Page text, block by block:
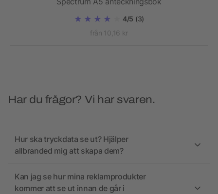
4/5 (3)
från 10,16 kr
Har du frågor? Vi har svaren.
Hur ska tryckdata se ut? Hjälper
allbranded mig att skapa dem?
Kan jag se hur mina reklamprodukter
kommer att se ut innan de går i